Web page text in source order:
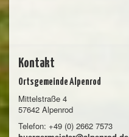
Kontakt
Ortsgemeinde Alpenrod
Mittelstraße 4
57642 Alpenrod
Telefon: +49 (0) 2662 7573